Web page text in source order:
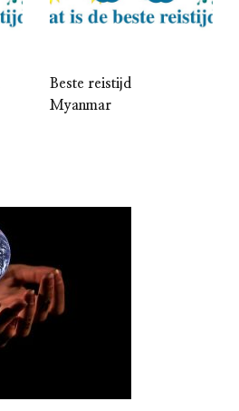
Beste reistijd
Myanmar